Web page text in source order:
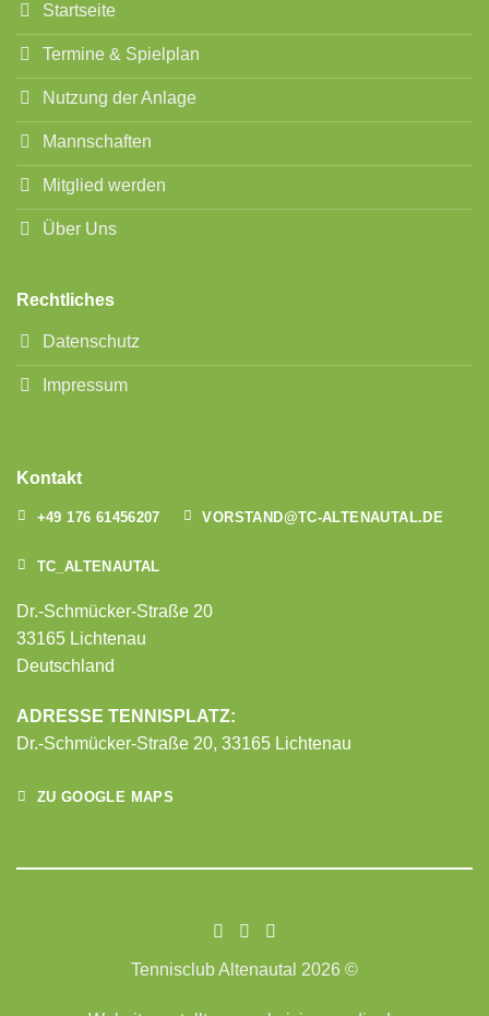
Startseite
Termine & Spielplan
Nutzung der Anlage
Mannschaften
Mitglied werden
Über Uns
Rechtliches
Datenschutz
Impressum
Kontakt
+49 176 61456207 VORSTAND@TC-ALTENAUTAL.DE
TC_ALTENAUTAL
Dr.-Schmücker-Straße 20
33165 Lichtenau
Deutschland
ADRESSE TENNISPLATZ:
Dr.-Schmücker-Straße 20, 33165 Lichtenau
ZU GOOGLE MAPS
Tennisclub Altenautal 2026 ©